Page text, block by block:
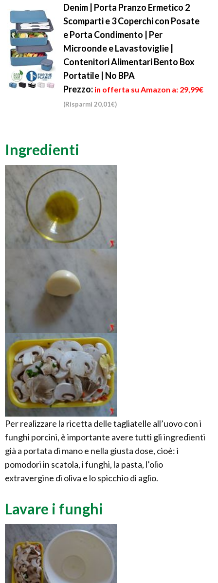
Denim | Porta Pranzo Ermetico 2
Scomparti e 3 Coperchi con Posate
e Porta Condimento | Per
Microonde e Lavastoviglie |
Contenitori Alimentari Bento Box
Portatile | No BPA
Prezzo: in offerta su Amazon a: 29,99€
(Risparmi 20,01€)
Ingredienti
Per realizzare la ricetta delle tagliatelle all’uovo con i
funghi porcini, è importante avere tutti gli ingredienti
già a portata di mano e nella giusta dose, cioè: i
pomodori in scatola, i funghi, la pasta, l’olio
extravergine di oliva e lo spicchio di aglio.
Lavare i funghi